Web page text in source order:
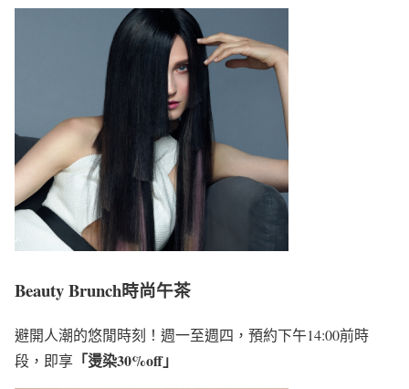
Beauty Brunch時尚午茶
避開人潮的悠閒時刻！週一至週四，預約下午14:00前時
段，即享 「燙染30%off」